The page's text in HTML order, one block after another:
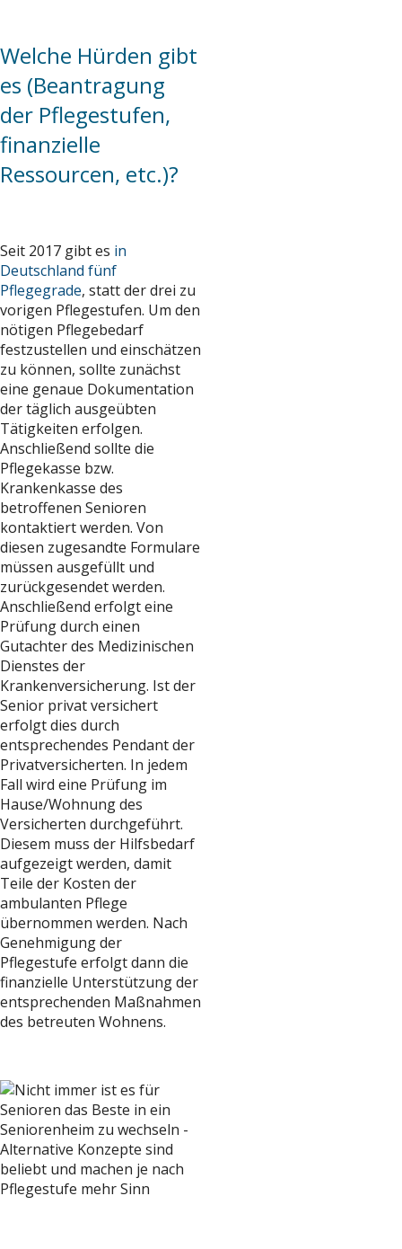
Welche Hürden gibt
es (Beantragung
der Pflegestufen,
finanzielle
Ressourcen, etc.)?
Seit 2017 gibt es in
Deutschland fünf
Pflegegrade, statt der drei zu
vorigen Pflegestufen. Um den
nötigen Pflegebedarf
festzustellen und einschätzen
zu können, sollte zunächst
eine genaue Dokumentation
der täglich ausgeübten
Tätigkeiten erfolgen.
Anschließend sollte die
Pflegekasse bzw.
Krankenkasse des
betroffenen Senioren
kontaktiert werden. Von
diesen zugesandte Formulare
müssen ausgefüllt und
zurückgesendet werden.
Anschließend erfolgt eine
Prüfung durch einen
Gutachter des Medizinischen
Dienstes der
Krankenversicherung. Ist der
Senior privat versichert
erfolgt dies durch
entsprechendes Pendant der
Privatversicherten. In jedem
Fall wird eine Prüfung im
Hause/Wohnung des
Versicherten durchgeführt.
Diesem muss der Hilfsbedarf
aufgezeigt werden, damit
Teile der Kosten der
ambulanten Pflege
übernommen werden. Nach
Genehmigung der
Pflegestufe erfolgt dann die
finanzielle Unterstützung der
entsprechenden Maßnahmen
des betreuten Wohnens.